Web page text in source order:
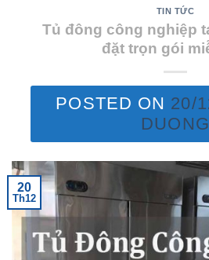
TIN TỨC
Tủ đông công nghiệp
đặt trọn gói
POSTED ON 20/
DUONG
20
Th12